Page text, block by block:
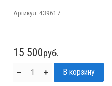
Артикул: 439617
15 500руб.